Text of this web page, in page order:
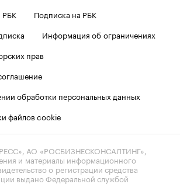
РБК
Подписка на РБК
Информация об ограничениях
прав
обработки персональных данных
файлов cookie
АО «РОСБИЗНЕСКОНСАЛТИНГ»,
и материалы информационного
о регистрации средства
выдано Федеральной службой